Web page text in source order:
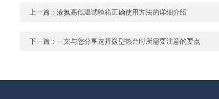
上一篇： 液氮高低温试验箱正确使用方法的详细介绍
下一篇： 一文与您分享选择微型热台时所需要注意的要点